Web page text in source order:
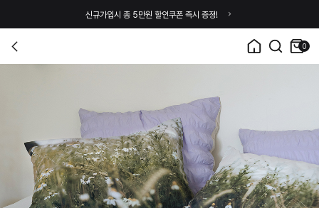
신규가입시 총 5만원 할인쿠폰 즉시 증정!
0